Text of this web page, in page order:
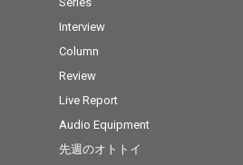
Interview
Column
Review
Live Report
Audio Equipment
先週のオトトイ